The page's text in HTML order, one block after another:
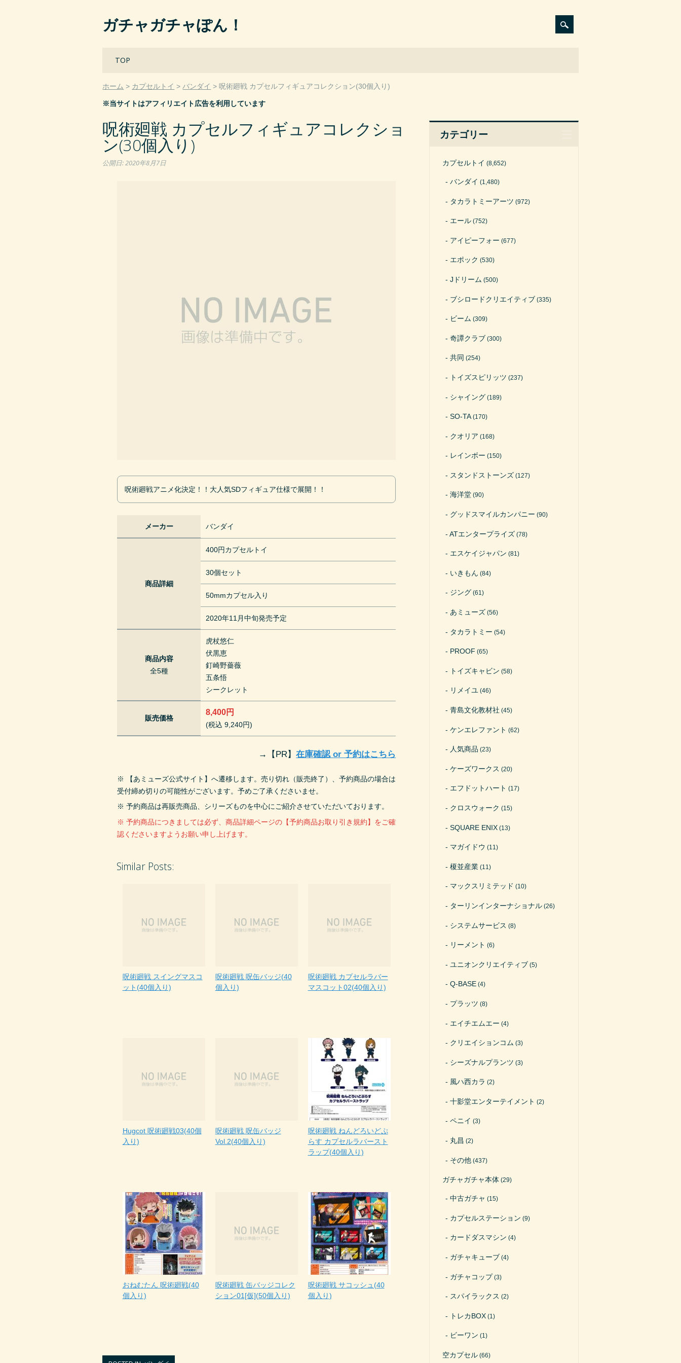
ガチャガチャぽん！
Main menu
TOP
ホーム カプセルトイ バンダイ 呪術廻戦 カプセルフィギュアコレクション(30個入り)
※当サイトはアフィリエイト広告を利用しています
呪術廻戦 カプセルフィギュアコレクショ
ン(30個入り)
公開日:2020年8月7日
呪術廻戦アニメ化決定！！大人気SDフィギュア仕様で展開！！
メーカー バンダイ
商品詳細
400円カプセルトイ
30個セット
50mmカプセル入り
2020年11月中旬発売予定
商品内容
全5種
虎杖悠仁
伏黒恵
釘崎野薔薇
五条悟
シークレット
販売価格
8,400円
(税込 9,240円)
→ 【PR】在庫確認 or 予約はこちら
※ 【あミューズ公式サイト】へ遷移します。売り切れ（販売終了）、予約商品の場合は
受付締め切りの可能性がございます。予めご了承くださいませ。
※ 予約商品は再販売商品、シリーズものを中心にご紹介させていただいております。
※ 予約商品につきましては必ず、商品詳細ページの【予約商品お取り引き規約】をご確
認くださいますようお願い申し上げます。
Similar Posts:
呪術廻戦 スイングマスコ
ット(40個入り)
呪術廻戦 呪缶バッジ(40
個入り)
呪術廻戦 カプセルラバー
マスコット02(40個入り)
Hugcot 呪術廻戦03(40個
入り)
呪術廻戦 呪缶バッジ
Vol.2(40個入り)
呪術廻戦 ねんどろいどぷ
らす カプセルラバースト
ラップ(40個入り)
おねむたん 呪術廻戦(40
個入り)
呪術廻戦 缶バッジコレク
ション01[仮](50個入り)
呪術廻戦 サコッシュ(40
個入り)
カテゴリー
カプセルトイ (8,652)
バンダイ (1,480)
タカラトミーアーツ (972)
エール (752)
アイピーフォー (677)
エポック (530)
Jドリーム (500)
ブシロードクリエイティブ (335)
ビーム (309)
奇譚クラブ (300)
共同 (254)
トイズスピリッツ (237)
シャイング (189)
SO-TA(170)
クオリア (168)
レインボー (150)
スタンドストーンズ (127)
海洋堂 (90)
グッドスマイルカンパニー (90)
ATエンタープライズ (78)
エスケイジャパン (81)
いきもん (84)
ジング (61)
あミューズ (56)
タカラトミー (54)
PROOF (65)
トイズキャビン (58)
リメイユ (46)
青島文化教材社 (45)
ケンエレファント (62)
人気商品 (23)
ケーズワークス (20)
エフドットハート (17)
クロスウォーク (15)
SQUARE ENIX (13)
マガイドウ (11)
榎並産業 (11)
マックスリミテッド (10)
ターリンインターナショナル (26)
システムサービス (8)
リーメント (6)
ユニオンクリエイティブ (5)
Q-BASE (4)
プラッツ (8)
エイチエムエー (4)
クリエイションコム (3)
シーズナルプランツ (3)
風ハ西カラ (2)
十影堂エンターテイメント (2)
ペニイ (3)
丸昌 (2)
その他 (437)
ガチャガチャ本体 (29)
中古ガチャ (15)
カプセルステーション (9)
カードダスマシン (4)
ガチャキューブ (4)
ガチャコップ(3)
スパイラックス (2)
トレカBOX (1)
ビーワン (1)
空カプセル (66)